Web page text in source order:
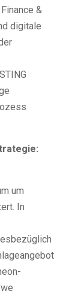
&
digitale
um
In